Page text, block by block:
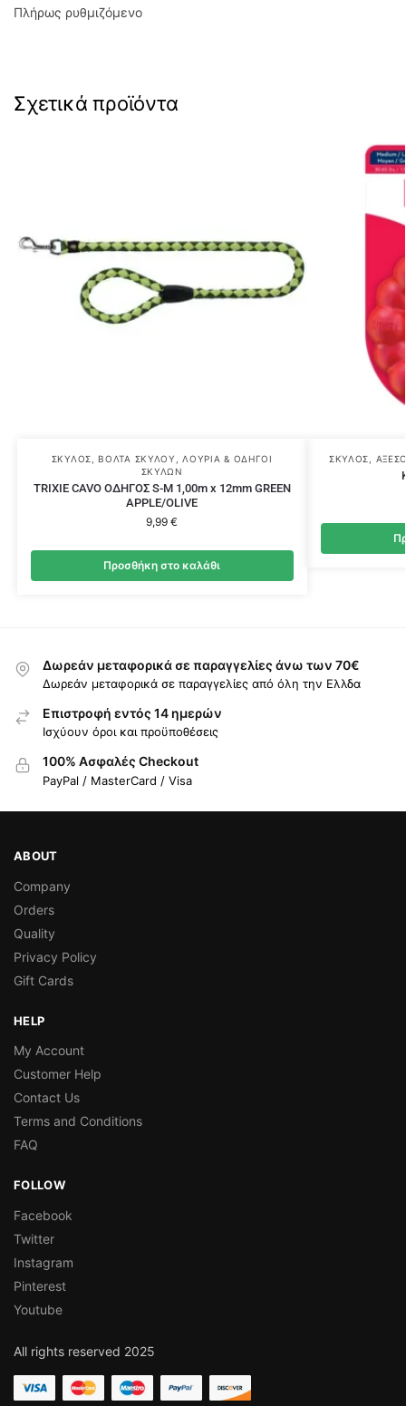
Πλήρως ρυθμιζόμενο
Σχετικά προϊόντα
ΣΚΎΛΟΣ ΒΌΛΤΑ ΣΚΎΛΟΥ ,ΛΟΥΡΙΆ & ΟΔΗΓΟΊ
ΣΚΎΛΩΝ
TRIXIE CAVO ΟΔΗΓΟΣ S-M 1,00m x 12mm GREEN
APPLE/OLIVE
9,99€
Προσθήκη στο καλάθι
ΣΚΎΛΟΣ
Δωρεάν μεταφορικά σε παραγγελίες άνω των 70€
Δωρεάν μεταφορικά σε παραγγελίες από όλη την Ελλδα
Επιστροφή εντός 14 ημερών
Ισχύουν όροι και προϋποθέσεις
100% Ασφαλές Checkout
PayPal / MasterCard / Visa
ABOUT
Company
Orders
Quality
Privacy Policy
Gift Cards
HELP
My Account
Customer Help
Contact Us
Terms and Conditions
FAQ
FOLLOW
Facebook
Twitter
Instagram
Pinterest
Youtube
All rights reserved 2025